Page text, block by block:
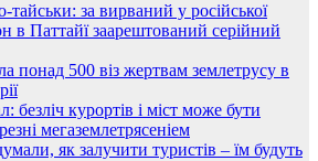
за вирваний у російської
в Паттайї заарештований серійний
понад 500 віз жертвам землетрусу в
безліч курортів і міст може бути
мегаземлетрясеніем
як залучити туристів – їм будуть